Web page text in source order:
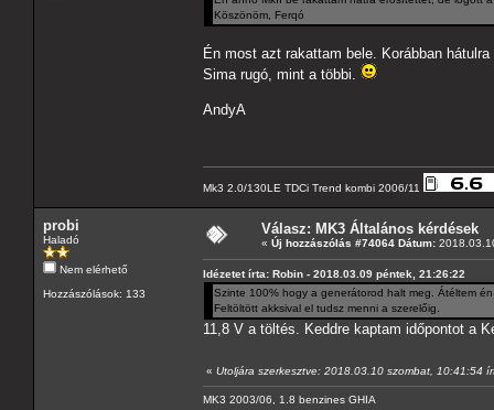
Köszönöm, Ferqó
Én most azt rakattam bele. Korábban
Sima rugó, mint a többi.
AndyA
Mk3 2.0/130LE TDCi Trend kombi 2006/11
probi
Haladó
Nem elérhető
Hozzászólások: 133
Válasz: MK3 Általános kérdések
« Új hozzászólás #74064 Dátum:
Idézetet írta: Robin - 2018.03.09 péntek, 21:26:22
Szinte 100% hogy a generátorod halt meg. Átéltem
Feltöltött akksival el tudsz menni a szerelőig.
11,8 V a töltés. Keddre kaptam időpontot a
« Utoljára szerkesztve: 2018.03.10 szombat, 10:41:54
MK3 2003/06, 1.8 benzines GHIA